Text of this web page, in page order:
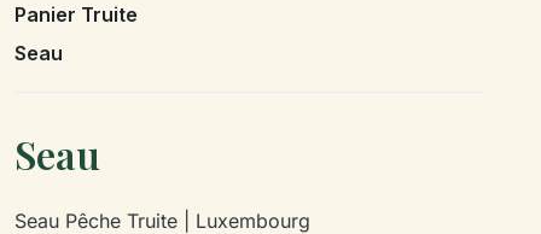
Panier Truite
Seau
Seau
Seau Pêche Truite | Luxembourg